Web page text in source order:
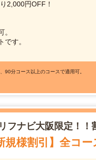
2,000円OFF！
す。
90分コース以上のコースで適用可。
リフナビ大阪限定！！
規様割引】全コー